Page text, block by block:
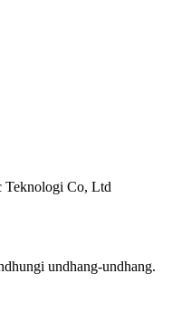
Teknologi Co, Ltd
undhang-undhang.